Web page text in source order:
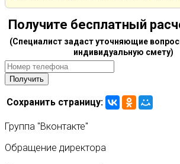
Получите бесплатный
(Специалист задаст уточняющие
индивидуальную смету)
Сохранить страницу:
Группа "Вконтакте"
Обращение директора